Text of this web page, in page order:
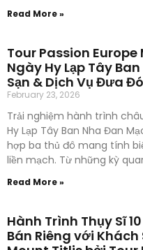
Read More »
Tour Passion
Ngày Hy Lạp Tây
Sạn & Dịch Vụ Đưa
February 23, 2026
Trải nghiệm hành trình
Hy Lạp Tây Ban Nha Đan
hợp ba thủ đô mang tính
liền mạch. Từ những kỳ
Read More »
Hành Trình Thụy Sĩ
Bán Riêng với Khách